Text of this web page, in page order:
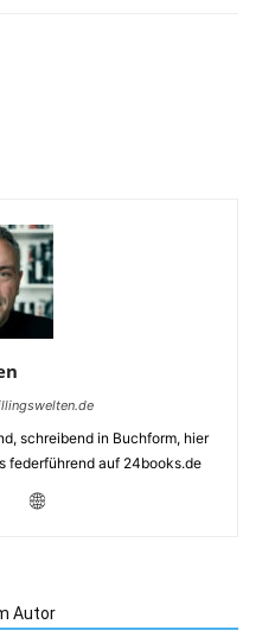
schreibend in Buchform, hier
federführend auf 24books.de
Autor